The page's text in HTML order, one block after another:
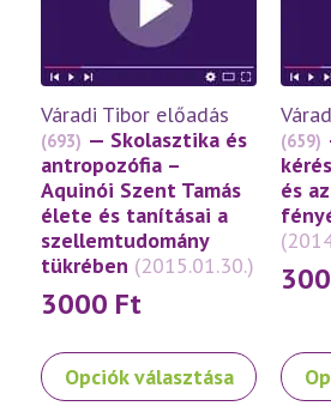
változatok
termékoldalon
választhatók
ki
ki
Váradi Tibor előadás
(693) — Skolasztika és
antropozófia –
Aquinói Szent Tamás
élete és tanításai a
szellemtudomány
tükrében (2015.01.30.)
3000 Ft
Opciók választása
Ennek
a
(659)
és
Ennek
a